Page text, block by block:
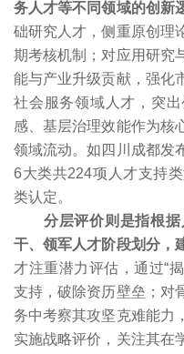
务人才等不同领域的创新
础研究人才，侧重原创理
期考核机制；对应用研究
能与产业升级贡献，强化
社会服务领域人才，突
感、基层治理效能作为核
领域流动。如四川成都发
6大类共224项人才支持
类认定。
分层评价则是指根
干、领军人才阶段划分，
才注重潜力评估，通过“
支持，破除资历壁垒；对
务中考察其攻坚克难能力
实施战略评价，关注其在